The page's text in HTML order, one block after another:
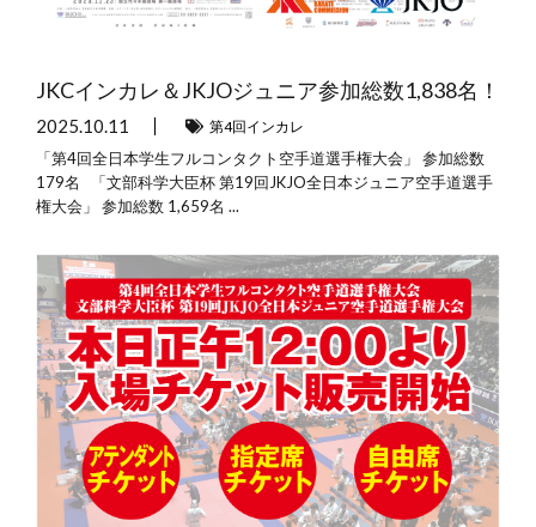
JKCインカレ＆JKJOジュニア参加総数1,838名！
2025.10.11 第4回インカレ
「第4回全日本学生フルコンタクト空手道選手権大会」 参加総数
179名 「文部科学大臣杯 第19回JKJO全日本ジュニア空手道選手
権大会」 参加総数 1,659名 ...